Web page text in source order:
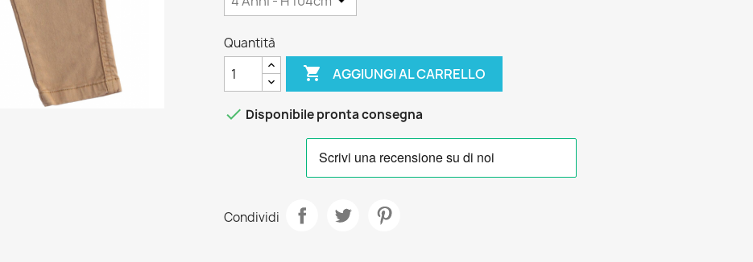
Quantità
 AGGIUNGI AL CARRELLO
 Disponibile pronta consegna
Condividi